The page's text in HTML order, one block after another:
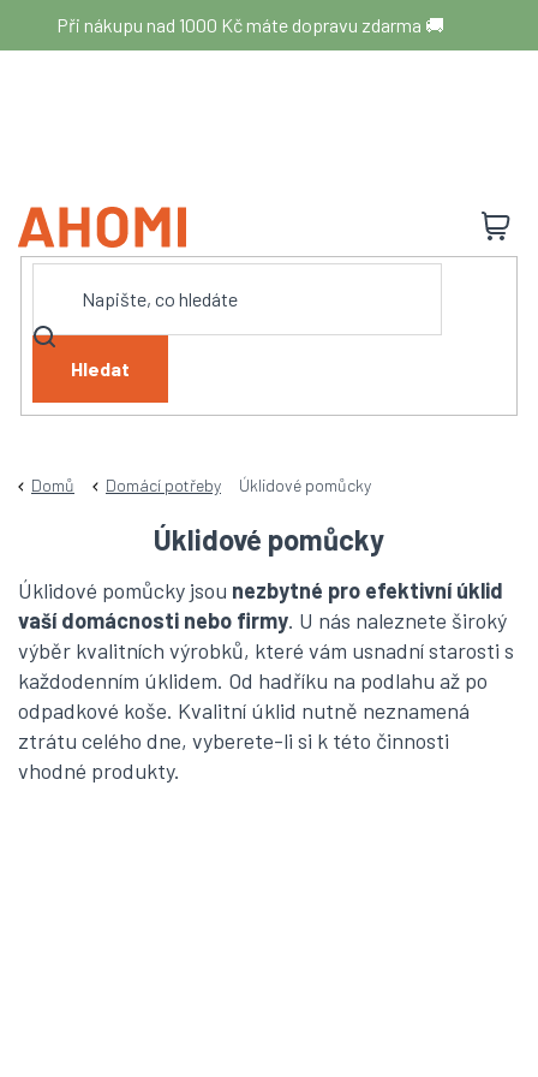
obsah
Při nákupu nad 1000 Kč máte dopravu zdarma 🚚
Hledat
Domů Domácí potřeby Úklidové pomůcky
Úklidové pomůcky
Úklidové pomůcky jsou nezbytné pro efektivní úklid
vaší domácnosti nebo firmy. U nás naleznete široký
výběr kvalitních výrobků, které vám usnadní starosti s
každodenním úklidem. Od hadříku na podlahu až po
odpadkové koše. Kvalitní úklid nutně neznamená
ztrátu celého dne, vyberete-li si k této činnosti
vhodné produkty.